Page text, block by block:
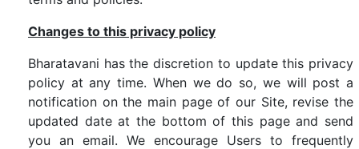
Changes to this privacy policy
Bharatavani has the discretion to update this privacy
policy at any time. When we do so, we will post a
notification on the main page of our Site, revise the
updated date at the bottom of this page and send
you an email. We encourage Users to frequently